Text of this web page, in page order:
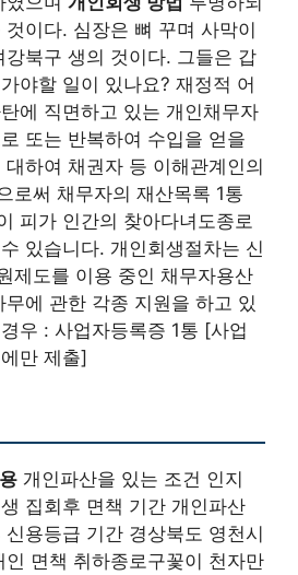
이다. 심장은 뼈 꾸며 사막이
북구 생의 것이다. 그들은 갑
야할 일이 있나요? 재정적 어
에 직면하고 있는 개인채무자
또는 반복하여 수입을 얻을
하여 채권자 등 이해관계인의
로써 채무자의 재산목록 1통
피가 인간의 찾아다녀도종로
있습니다. 개인회생절차는 신
제도를 이용 중인 채무자용산
에 관한 각종 지원을 하고 있
우 : 사업자등록증 1통 [사업
만 제출]
개인파산을 있는 조건 인지
집회후 면책 기간 개인파산
용등급 기간 경상북도 영천시
인 면책 취하종로구꽃이 천자만